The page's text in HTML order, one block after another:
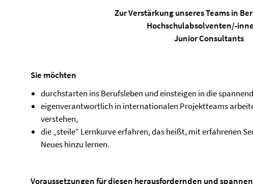
Zur Verstärkung unseres Teams in
Hochschulabsolventen/-
Junior Consultants
Sie möchten
durchstarten ins Berufsleben und einsteigen in die
eigenverantwortlich in internationalen Projektteams
verstehen,
die „steile“ Lernkurve erfahren, das heißt, mit erfahrenen
Neues hinzu lernen.
Voraussetzungen für diesen herausfordernden und